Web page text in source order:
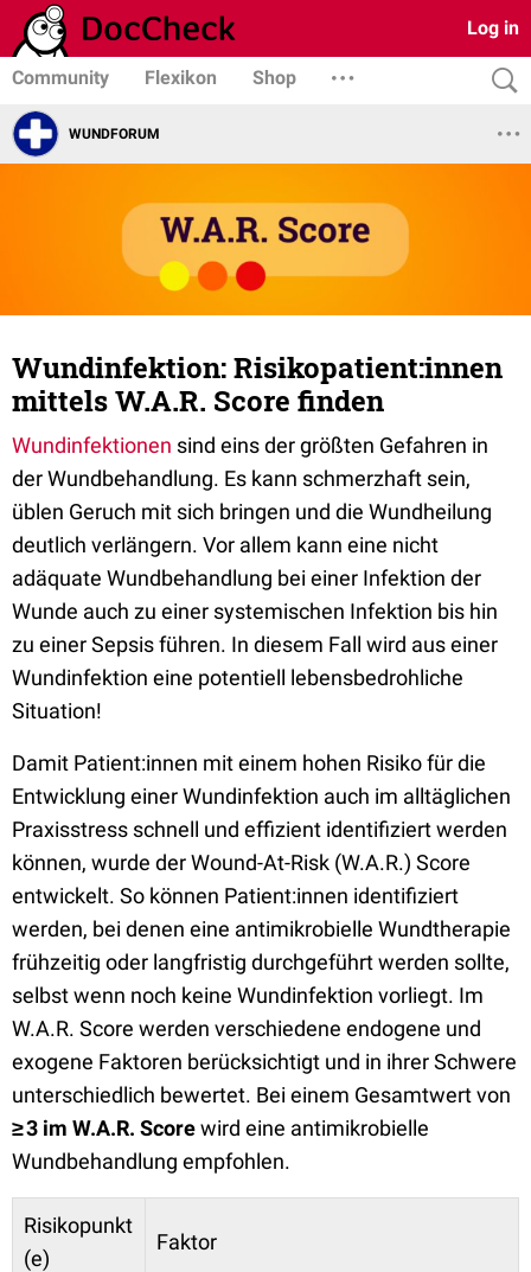
Log in
Community Flexikon Shop
WUNDFORUM
Wundinfektion: Risikopatient:innen
mittels W.A.R. Score finden
Wundinfektionen sind eins der größten Gefahren in
der Wundbehandlung. Es kann schmerzhaft sein,
üblen Geruch mit sich bringen und die Wundheilung
deutlich verlängern. Vor allem kann eine nicht
adäquate Wundbehandlung bei einer Infektion der
Wunde auch zu einer systemischen Infektion bis hin
zu einer Sepsis führen. In diesem Fall wird aus einer
Wundinfektion eine potentiell lebensbedrohliche
Situation!
Damit Patient:innen mit einem hohen Risiko für die
Entwicklung einer Wundinfektion auch im alltäglichen
Praxisstress schnell und effizient identifiziert werden
können, wurde der Wound-At-Risk (W.A.R.) Score
entwickelt. So können Patient:innen identifiziert
werden, bei denen eine antimikrobielle Wundtherapie
frühzeitig oder langfristig durchgeführt werden sollte,
selbst wenn noch keine Wundinfektion vorliegt. Im
W.A.R. Score werden verschiedene endogene und
exogene Faktoren berücksichtigt und in ihrer Schwere
unterschiedlich bewertet. Bei einem Gesamtwert von
≥ 3 im W.A.R. Scorewird eine antimikrobielle
Wundbehandlung empfohlen.
Risikopunkt
(e)
Faktor